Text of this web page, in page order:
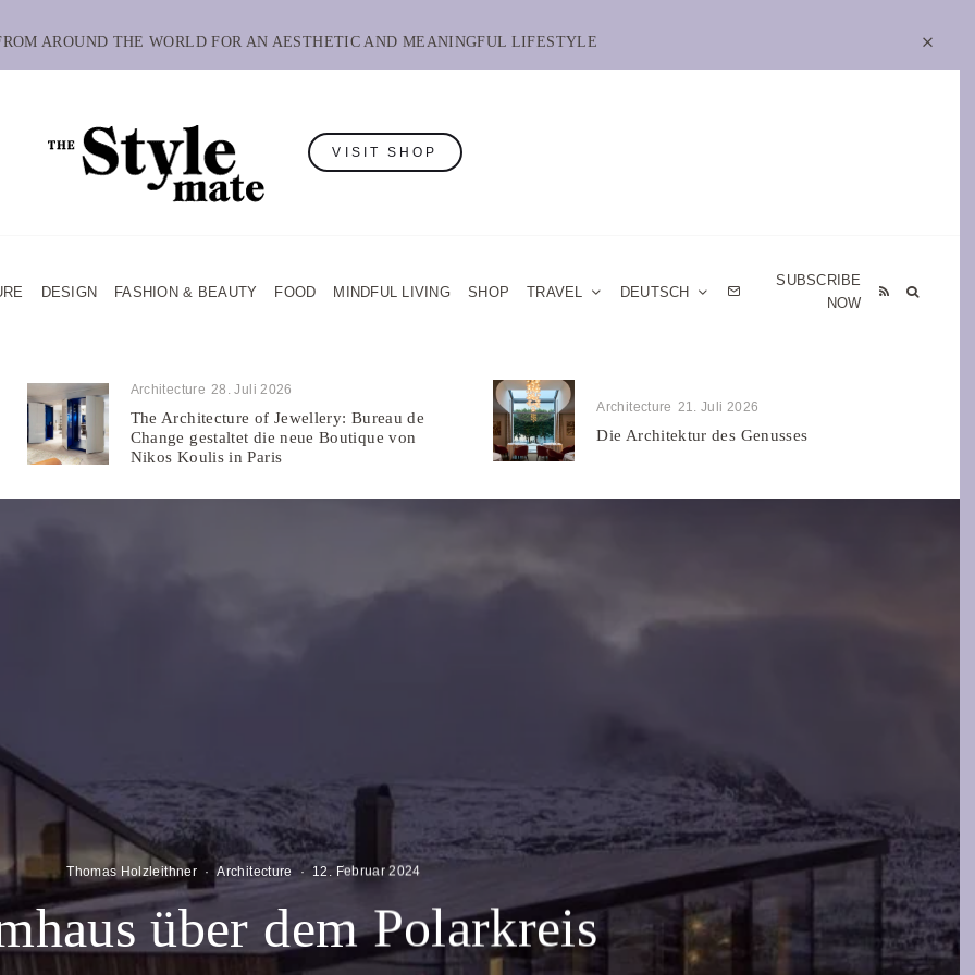
AROUND THE WORLD FOR AN AESTHETIC AND MEANINGFUL LIFESTYLE
VISIT SHOP
DESIGN FASHION & BEAUTY FOOD MINDFUL LIVING SHOP TRAVEL DEUTSCH
SUBSCRIBE
NOW
Architecture 28. Juli 2026
The Architecture of Jewellery: Bureau de
Change gestaltet die neue Boutique von
Nikos Koulis in Paris
Architecture 21. Juli 2026
Die Architektur des Genusses
Thomas Holzleithner · Architecture · 12. Februar 2024
über dem Polarkreis